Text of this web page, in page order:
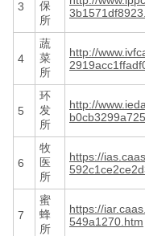
3
保
所
4
蔬
菜
所
http://
5
环
发
所
http://
6
牧
医
所
https://
7
蜜
蜂
所
https://
549a1270.htm